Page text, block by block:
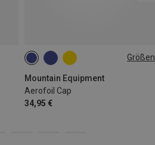
Größen
Mountain Equipment
Aerofoil Cap
34,95 €
ONE SIZE